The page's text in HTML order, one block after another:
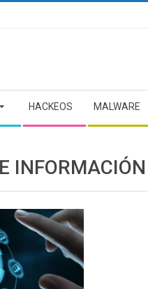
HACKEOS MALWARE
INFORMACIÓN